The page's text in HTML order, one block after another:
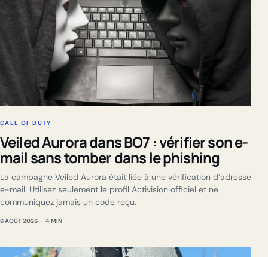
CALL OF DUTY
Veiled Aurora dans BO7 : vérifier son e-
mail sans tomber dans le phishing
La campagne Veiled Aurora était liée à une vérification d’adresse
e-mail. Utilisez seulement le profil Activision officiel et ne
communiquez jamais un code reçu.
6 AOÛT 2026 4 MIN